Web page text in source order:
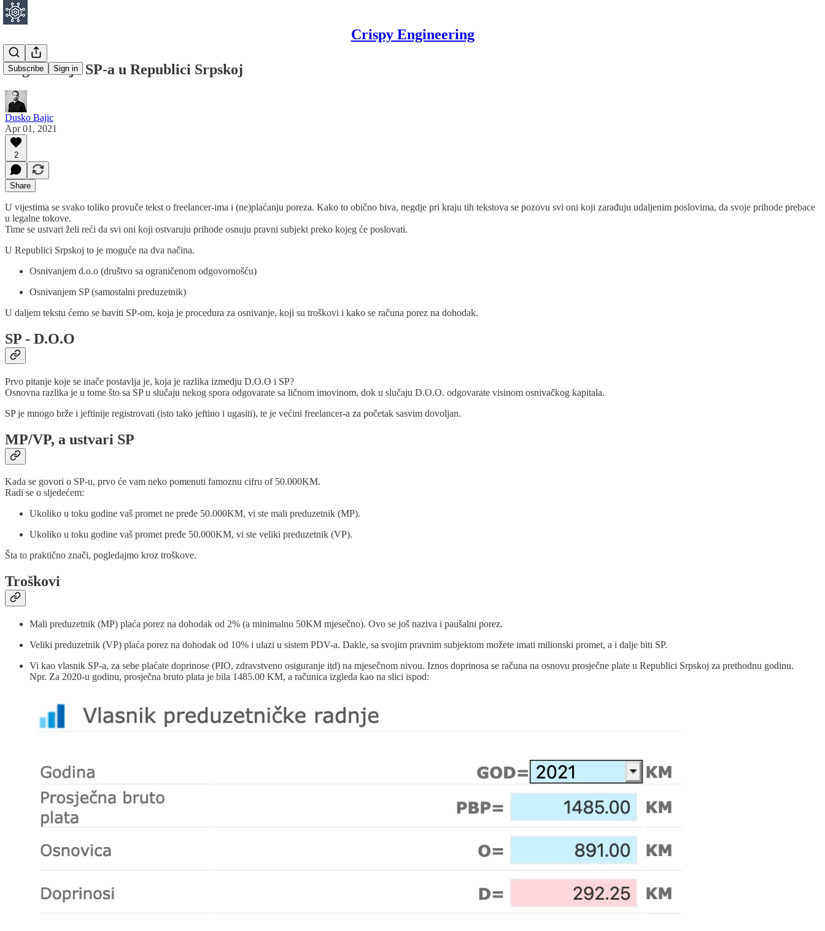
Crispy Engineering
Subscribe Sign in
Registracija SP-a u Republici Srpskoj
Dusko Bajic
Apr 01, 2021
2
Share
U vijestima se svako toliko provuče tekst o freelancer-ima i (ne)plaćanju poreza. Kako to obično biva, negdje pri kraju tih tekstova se pozovu svi oni koji zarađuju udaljenim poslovima, da svoje prihode prebace
u legalne tokove.
Time se ustvari želi reći da svi oni koji ostvaruju prihode osnuju pravni subjekt preko kojeg će poslovati.
U Republici Srpskoj to je moguće na dva načina.
Osnivanjem d.o.o (društvo sa ograničenom odgovornošću)
Osnivanjem SP (samostalni preduzetnik)
U daljem tekstu ćemo se baviti SP-om, koja je procedura za osnivanje, koji su troškovi i kako se računa porez na dohodak.
SP - D.O.O
Prvo pitanje koje se inače postavlja je, koja je razlika izmedju D.O.O i SP?
Osnovna razlika je u tome što sa SP u slučaju nekog spora odgovarate sa ličnom imovinom, dok u slučaju D.O.O. odgovarate visinom osnivačkog kapitala.
SP je mnogo brže i jeftinije registrovati (isto tako jeftino i ugasiti), te je većini freelancer-a za početak sasvim dovoljan.
MP/VP, a ustvari SP
Kada se govori o SP-u, prvo će vam neko pomenuti famoznu cifru of 50.000KM.
Radi se o sljedećem:
Ukoliko u toku godine vaš promet ne pređe 50.000KM, vi ste mali preduzetnik (MP).
Ukoliko u toku godine vaš promet pređe 50.000KM, vi ste veliki preduzetnik (VP).
Šta to praktično znači, pogledajmo kroz troškove.
Troškovi
Mali preduzetnik (MP) plaća porez na dohodak od 2% (a minimalno 50KM mjesečno). Ovo se još naziva i paušalni porez.
Veliki preduzetnik (VP) plaća porez na dohodak od 10% i ulazi u sistem PDV-a. Dakle, sa svojim pravnim subjektom možete imati milionski promet, a i dalje biti SP.
Vi kao vlasnik SP-a, za sebe plaćate doprinose (PIO, zdravstveno osiguranje itd) na mjesečnom nivou. Iznos doprinosa se računa na osnovu prosječne plate u Republici Srpskoj za prethodnu godinu.
Npr. Za 2020-u godinu, prosječna bruto plata je bila 1485.00 KM, a računica izgleda kao na slici ispod: